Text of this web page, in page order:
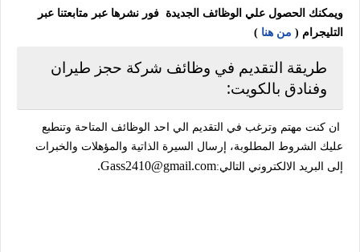
ويمكنك الحصول علي الوظائف الجديدة فور نشرها عبر متابعتنا عبر
التليجرام ( من هنا )
طريقة التقديم في وظائف شركة حجز طيران
وفنادق بالكويت:
ان كنت مهتم وترغب في التقديم الي احد الوظائف المتاحة وتنطبع
عليك الشروط المطلوبة، إرسال السيرة الذاتية والمؤهلات والخبرات
إلى البريد الالكتروني التالي:Gass2410@gmail.com.